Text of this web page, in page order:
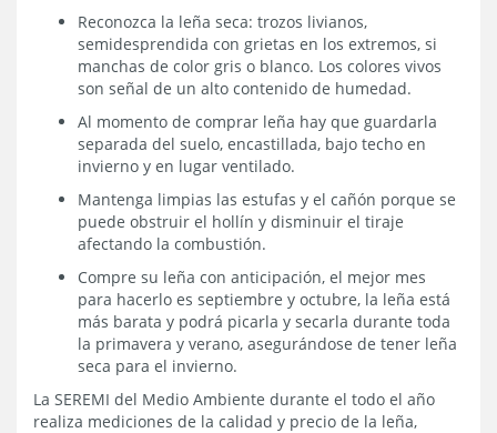
Reconozca la leña seca: trozos livianos,
semidesprendida con grietas en los extremos, si
manchas de color gris o blanco. Los colores vivos
son señal de un alto contenido de humedad.
Al momento de comprar leña hay que guardarla
separada del suelo, encastillada, bajo techo en
invierno y en lugar ventilado.
Mantenga limpias las estufas y el cañón porque se
puede obstruir el hollín y disminuir el tiraje
afectando la combustión.
Compre su leña con anticipación, el mejor mes
para hacerlo es septiembre y octubre, la leña está
más barata y podrá picarla y secarla durante toda
la primavera y verano, asegurándose de tener leña
seca para el invierno.
La SEREMI del Medio Ambiente durante el todo el año
realiza mediciones de la calidad y precio de la leña,